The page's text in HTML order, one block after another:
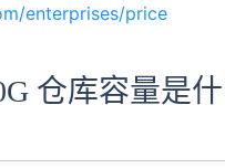
enterprises/price
仓库容量是什